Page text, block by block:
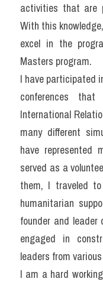
activities that are
With this
excel in the
Masters program.
I have participated
conferences
International
many different
have represented
served as a
them, I traveled
humanitarian
founder and
engaged in
leaders from
I am a hard